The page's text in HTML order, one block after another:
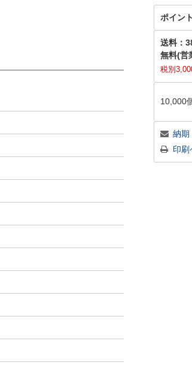
ポイン
送料：
無料(営
税別
10,000
納期
印刷